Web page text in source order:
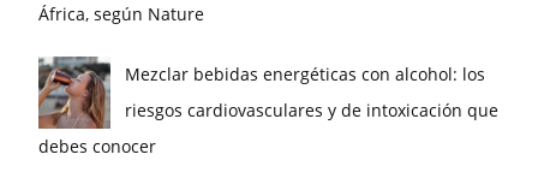
África, según Nature
Mezclar bebidas energéticas con alcohol: los
riesgos cardiovasculares y de intoxicación que
debes conocer